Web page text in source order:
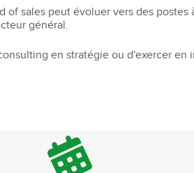
sales peut évoluer vers des
général.
en stratégie ou d'exercer